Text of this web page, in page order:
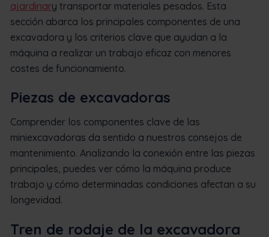
ajardinary transportar materiales pesados. Esta
sección abarca los principales componentes de una
excavadora y los criterios clave que ayudan a la
máquina a realizar un trabajo eficaz con menores
costes de funcionamiento.
Piezas de excavadoras
Comprender los componentes clave de las
miniexcavadoras da sentido a nuestros consejos de
mantenimiento. Analizando la conexión entre las piezas
principales, puedes ver cómo la máquina produce
trabajo y cómo determinadas condiciones afectan a su
longevidad.
Tren de rodaje de la excavadora